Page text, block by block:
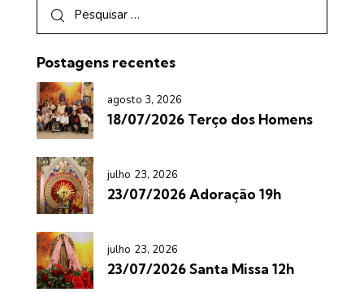
Postagens recentes
agosto 3, 2026
18/07/2026 Terço dos Homens
julho 23, 2026
23/07/2026 Adoração 19h
julho 23, 2026
23/07/2026 Santa Missa 12h